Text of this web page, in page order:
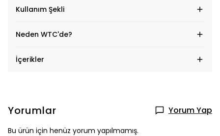
Kullanım Şekli
Neden WTC'de?
İçerikler
Yorumlar Yorum Yap
Bu ürün için henüz yorum yapılmamış.